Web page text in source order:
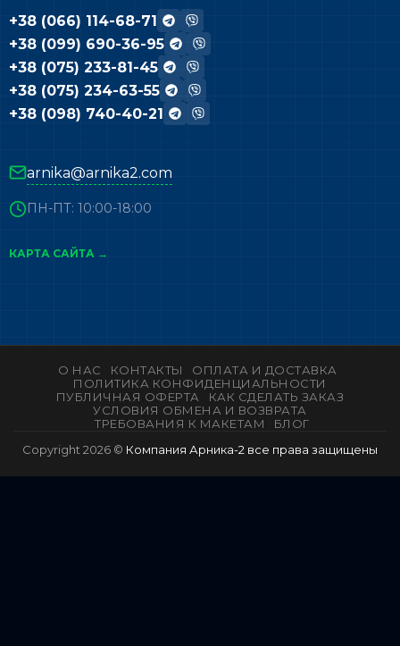
+38 (066) 114-68-71
+38 (099) 690-36-95
+38 (075) 233-81-45
+38 (075) 234-63-55
+38 (098) 740-40-21
arnika@arnika2.com
ПН-ПТ: 10:00-18:00
КАРТА САЙТА →
О НАС КОНТАКТЫ
ОПЛАТА И ДОСТАВКА
ПОЛИТИКА КОНФИДЕНЦИАЛЬНОСТИ
ПУБЛИЧНАЯ ОФЕРТА
КАК СДЕЛАТЬ ЗАКАЗ
УСЛОВИЯ ОБМЕНА И ВОЗВРАТА
ТРЕБОВАНИЯ К МАКЕТАМ
БЛОГ
Copyright 2026 © Компания Арника-2 все права защищены